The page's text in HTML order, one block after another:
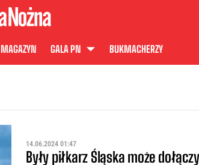
MAGAZYN GALA PN BUKMACHERZY
14.06.2024 01:47
Były piłkarz Śląska może